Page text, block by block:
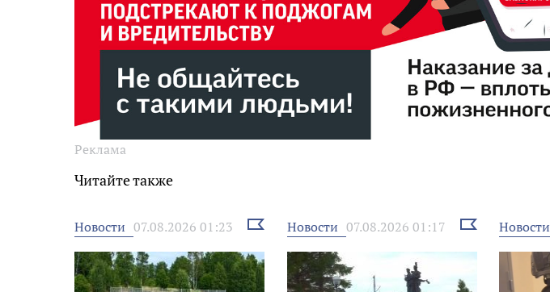
Реклама
Читайте также
Новости 07.08.2026 01:23
Выбрать
новость
Новости 07.08.2026 01:17
Выбрать
новость
Новости